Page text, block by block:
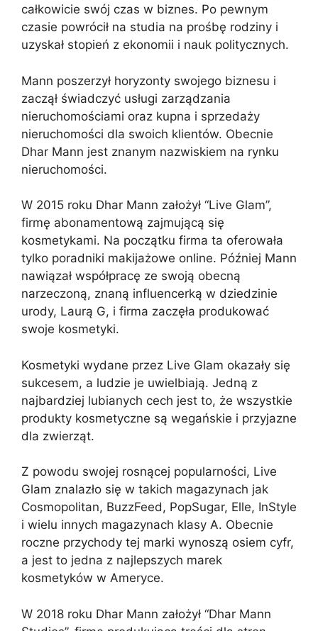
całkowicie swój czas w biznes. Po pewnym
czasie powrócił na studia na prośbę rodziny i
uzyskał stopień z ekonomii i nauk politycznych.
Mann poszerzył horyzonty swojego biznesu i
zaczął świadczyć usługi zarządzania
nieruchomościami oraz kupna i sprzedaży
nieruchomości dla swoich klientów. Obecnie
Dhar Mann jest znanym nazwiskiem na rynku
nieruchomości.
W 2015 roku Dhar Mann założył “Live Glam”,
firmę abonamentową zajmującą się
kosmetykami. Na początku firma ta oferowała
tylko poradniki makijażowe online. Później Mann
nawiązał współpracę ze swoją obecną
narzeczoną, znaną influencerką w dziedzinie
urody, Laurą G, i firma zaczęła produkować
swoje kosmetyki.
Kosmetyki wydane przez Live Glam okazały się
sukcesem, a ludzie je uwielbiają. Jedną z
najbardziej lubianych cech jest to, że wszystkie
produkty kosmetyczne są wegańskie i przyjazne
dla zwierząt.
Z powodu swojej rosnącej popularności, Live
Glam znalazło się w takich magazynach jak
Cosmopolitan, BuzzFeed, PopSugar, Elle, InStyle
i wielu innych magazynach klasy A. Obecnie
roczne przychody tej marki wynoszą osiem cyfr,
a jest to jedna z najlepszych marek
kosmetyków w Ameryce.
W 2018 roku Dhar Mann założył “Dhar Mann